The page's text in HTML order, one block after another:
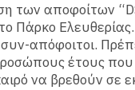
των αποφοίτων
Πάρκο
απόφοιτοι.
έτους που
να βρεθούν σε